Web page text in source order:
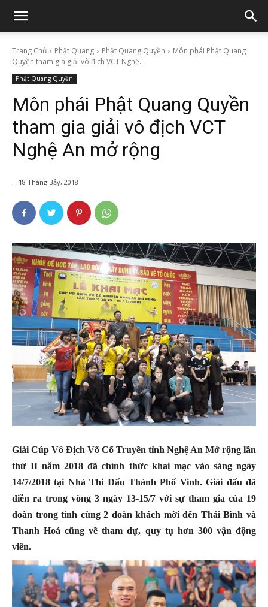
Trang Chủ Phật Quang Phật Quang Quyền
Môn phái Phật Quang
Quyền tham gia giải vô địch VCT Nghệ...
Phật Quang Quyền
Môn phái Phật Quang Quyền
tham gia giải vô địch VCT
Nghệ An mở rộng
- 18 Tháng Bảy, 2018
Giải Cúp Vô Địch Võ Cổ Truyền tỉnh Nghệ An Mở rộng lần
thứ II năm 2018 đã chính thức khai mạc vào sáng ngày
14/7/2018 tại Nhà Thi Đấu Thành Phố Vinh. Giải đấu đã
diễn ra trong vòng 3 ngày 13-15/7 với sự tham gia của 19
đoàn trong tỉnh cùng 2 đoàn khách mời đến Thái Bình và
Thanh Hoá cũng về tham dự, quy tụ hơn 300 vận động
viên.